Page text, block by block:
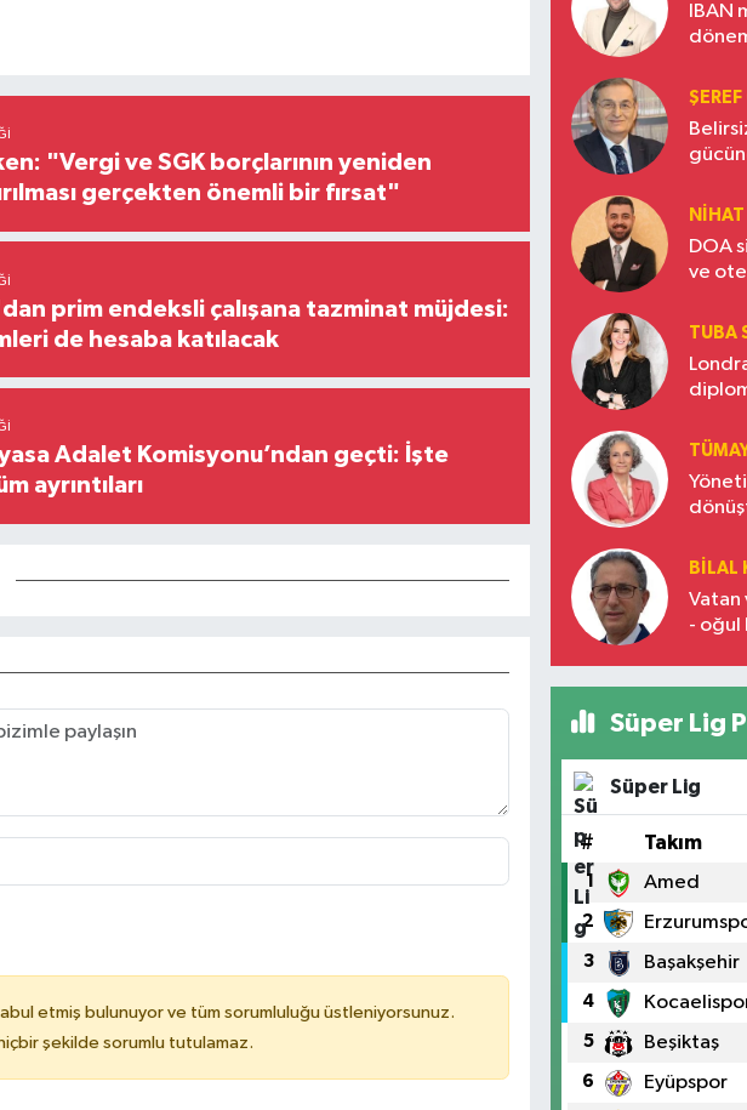
"Vergi ve SGK borçlarının yeniden
gerçekten önemli bir fırsat"
prim endeksli çalışana tazminat müjdesi:
de hesaba katılacak
Adalet Komisyonu’ndan geçti: İşte
ayrıntıları
etmiş bulunuyor ve tüm sorumluluğu üstleniyorsunuz.
şekilde sorumlu tutulamaz.
IBAN
DOA
ve
TUBA
BILAL
Vatan
- oğul
Süper Lig
Süper Lig
# Takım
1 Amed
2
3 Başakşehir
4
5 Beşiktaş
6 Eyüpspor